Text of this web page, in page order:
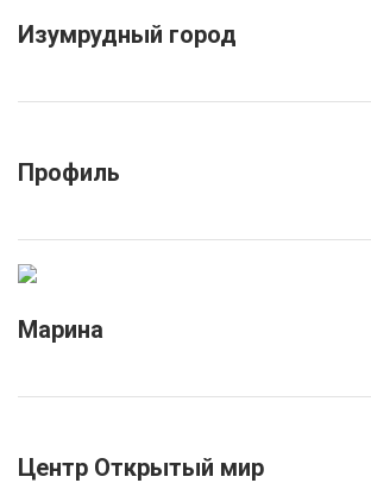
Изумрудный город
Профиль
Марина
Центр Открытый мир